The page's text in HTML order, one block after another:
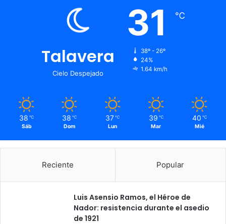
Talavera
Cielo Despejado
31 ℃
38º - 26º
24%
1.64 km/h
38 ℃
Sáb
38 ℃
Dom
37 ℃
Lun
39 ℃
Mar
40 ℃
Mié
Reciente Popular
Luis Asensio Ramos, el Héroe de
Nador: resistencia durante el asedio
de 1921